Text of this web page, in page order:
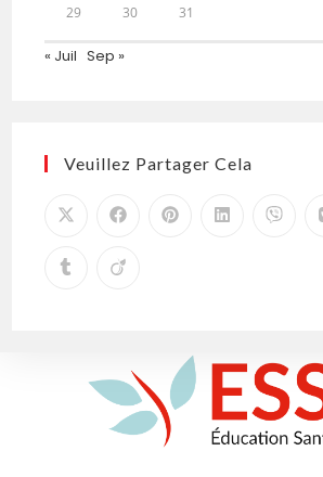
29 30 31
« Juil Sep »
Veuillez Partager Cela